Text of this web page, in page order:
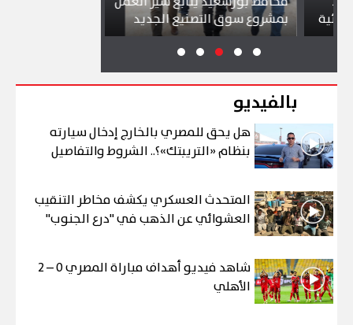
بمشروع سوق التصنيع الجديد
بالفيديو
هل يحق للمصري بالخارج إدخال سيارته
بنظام «التريبتك»؟.. الشروط والتفاصيل
المتحدث العسكري يكشف مخاطر التنقيب
العشوائي عن الذهب في "درع الجنوب"
شاهد فيديو أهداف مباراة المصري 0 – 2
الأهلي